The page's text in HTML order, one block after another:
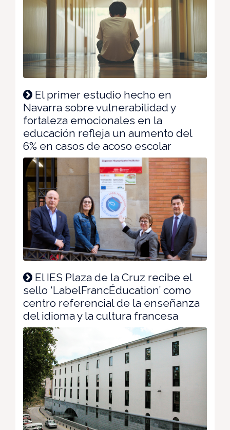
El primer estudio hecho en
Navarra sobre vulnerabilidad y
fortaleza emocionales en la
educación refleja un aumento del
6% en casos de acoso escolar
El IES Plaza de la Cruz recibe el
sello ‘LabelFrancÉducation’ como
centro referencial de la enseñanza
del idioma y la cultura francesa